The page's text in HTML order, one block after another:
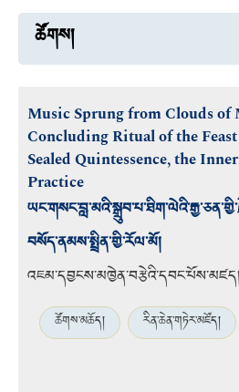
ཚོགས།
Music Sprung from Clouds of
Concluding Ritual of the
Sealed Quintessence, the
Practice
བསོད་ནམས་སྤྲིན་གྱི་རོལ་མོ།
ཚོགས་མཆོད། རིན་ཆེན་གཏེར་མཛོད།